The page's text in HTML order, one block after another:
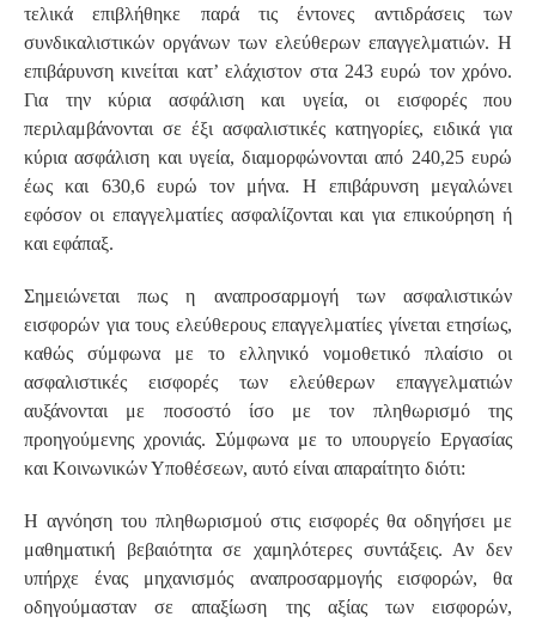
τελικά επιβλήθηκε παρά τις έντονες αντιδράσεις των
συνδικαλιστικών οργάνων των ελεύθερων επαγγελματιών. Η
επιβάρυνση κινείται κατ’ ελάχιστον στα 243 ευρώ τον χρόνο.
Για την κύρια ασφάλιση και υγεία, οι εισφορές που
περιλαμβάνονται σε έξι ασφαλιστικές κατηγορίες, ειδικά για
κύρια ασφάλιση και υγεία, διαμορφώνονται από 240,25 ευρώ
έως και 630,6 ευρώ τον μήνα. Η επιβάρυνση μεγαλώνει
εφόσον οι επαγγελματίες ασφαλίζονται και για επικούρηση ή
και εφάπαξ.
Σημειώνεται πως η αναπροσαρμογή των ασφαλιστικών
εισφορών για τους ελεύθερους επαγγελματίες γίνεται ετησίως,
καθώς σύμφωνα με το ελληνικό νομοθετικό πλαίσιο οι
ασφαλιστικές εισφορές των ελεύθερων επαγγελματιών
αυξάνονται με ποσοστό ίσο με τον πληθωρισμό της
προηγούμενης χρονιάς. Σύμφωνα με το υπουργείο Εργασίας
και Κοινωνικών Υποθέσεων, αυτό είναι απαραίτητο διότι:
Η αγνόηση του πληθωρισμού στις εισφορές θα οδηγήσει με
μαθηματική βεβαιότητα σε χαμηλότερες συντάξεις. Αν δεν
υπήρχε ένας μηχανισμός αναπροσαρμογής εισφορών, θα
οδηγούμασταν σε απαξίωση της αξίας των εισφορών,